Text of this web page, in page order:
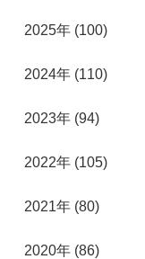
2025年 (100)
2024年 (110)
2023年 (94)
2022年 (105)
2021年 (80)
2020年 (86)